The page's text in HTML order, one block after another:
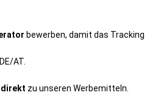
bewerben, damit das Tracking
AT
direkt zu unseren Werbemitteln.